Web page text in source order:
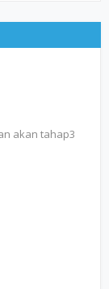
akan tahap3